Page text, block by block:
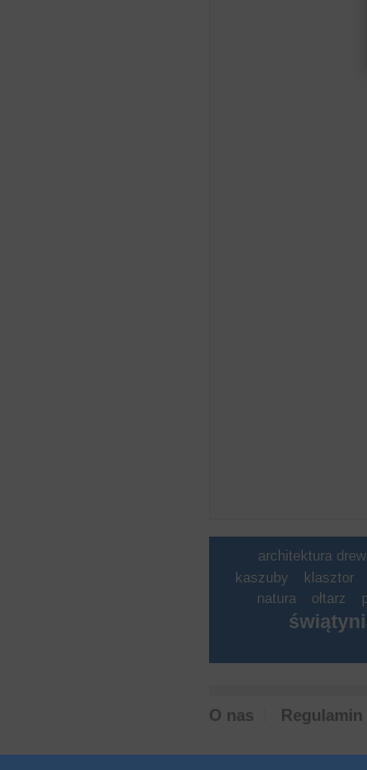
architektura
kaszuby
klasztor
natura
ołtarz
O nas Regulamin